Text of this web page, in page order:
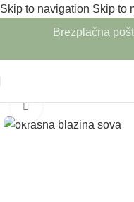
Skip to navigation Skip to
Brezplačna
Click to enlarge